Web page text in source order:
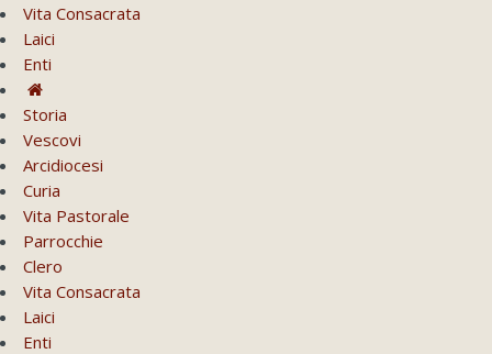
Vita Consacrata
Laici
Enti
Storia
Vescovi
Arcidiocesi
Curia
Vita Pastorale
Parrocchie
Clero
Vita Consacrata
Laici
Enti